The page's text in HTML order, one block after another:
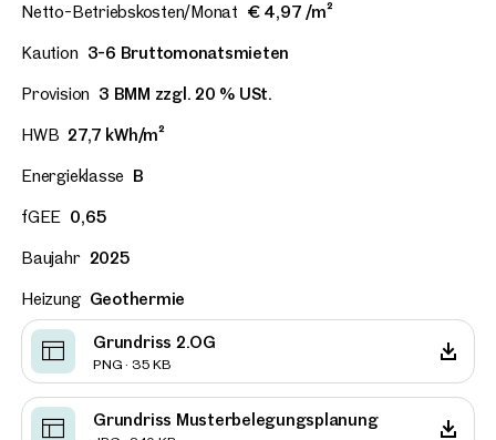
Netto-Betriebskosten/Monat € 4,97 /m²
Kaution 3-6 Bruttomonatsmieten
Provision 3 BMM zzgl. 20 % USt.
HWB 27,7 kWh/m²
Energieklasse B
fGEE 0,65
Baujahr 2025
Heizung Geothermie
Grundriss 2.OG
PNG · 35 KB
Grundriss Musterbelegungsplanung